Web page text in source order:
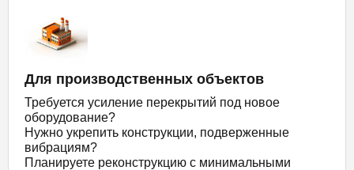
Для производственных объектов
Требуется усиление перекрытий под новое
оборудование?
Нужно укрепить конструкции, подверженные
вибрациям?
Планируете реконструкцию с минимальными